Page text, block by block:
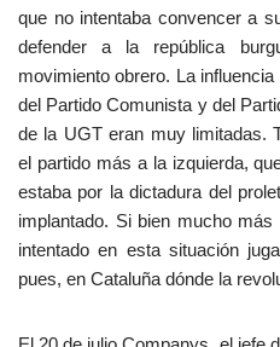
que no intentaba convencer a
defender a la república
movimiento obrero. La
del Partido Comunista y del
de la UGT eran muy limitadas.
el partido más a la izquierda,
estaba por la dictadura del
implantado. Si bien mucho
intentado en esta situación
pues, en Cataluña dónde la